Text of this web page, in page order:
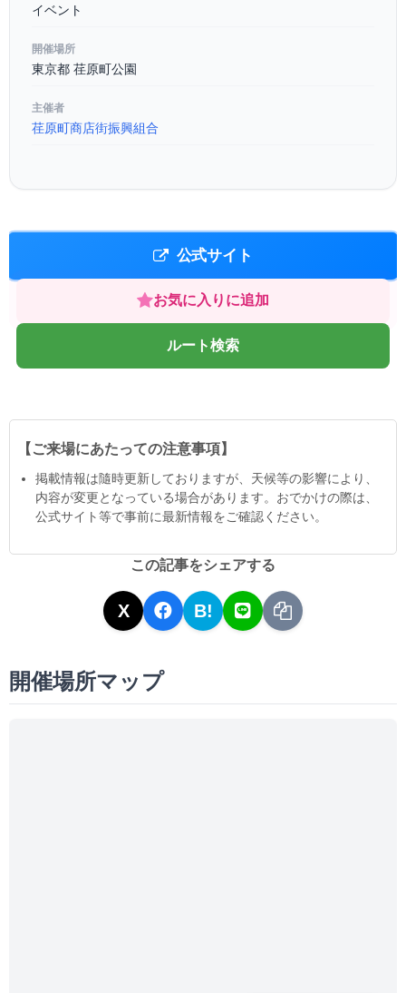
イベント
開催場所
東京都 荏原町公園
主催者
荏原町商店街振興組合
公式サイト
お気に入りに追加
ルート検索
【ご来場にあたっての注意事項】
掲載情報は隨時更新しておりますが、天候等の影響により、
内容が変更となっている場合があります。おでかけの際は、
公式サイト等で事前に最新情報をご確認ください。
この記事をシェアする
X B!
開催場所マップ